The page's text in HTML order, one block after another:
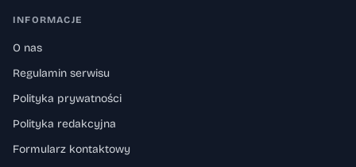
INFORMACJE
O nas
Regulamin serwisu
Polityka prywatności
Polityka redakcyjna
Formularz kontaktowy